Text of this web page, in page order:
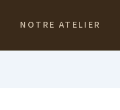
NOTRE ATELIER